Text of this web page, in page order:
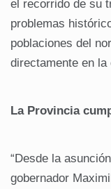
el recorrido de su
problemas
poblaciones del
directamente en
La Provincia
“Desde la
gobernador